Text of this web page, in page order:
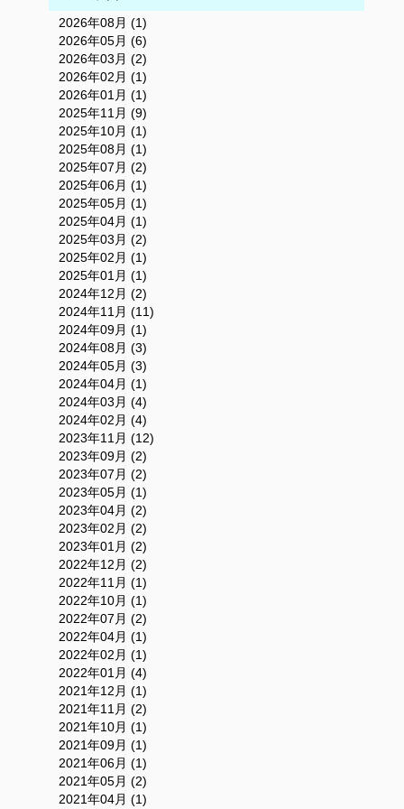
2026年08月 (1)
2026年05月 (6)
2026年03月 (2)
2026年02月 (1)
2026年01月 (1)
2025年11月 (9)
2025年10月 (1)
2025年08月 (1)
2025年07月 (2)
2025年06月 (1)
2025年05月 (1)
2025年04月 (1)
2025年03月 (2)
2025年02月 (1)
2025年01月 (1)
2024年12月 (2)
2024年11月 (11)
2024年09月 (1)
2024年08月 (3)
2024年05月 (3)
2024年04月 (1)
2024年03月 (4)
2024年02月 (4)
2023年11月 (12)
2023年09月 (2)
2023年07月 (2)
2023年05月 (1)
2023年04月 (2)
2023年02月 (2)
2023年01月 (2)
2022年12月 (2)
2022年11月 (1)
2022年10月 (1)
2022年07月 (2)
2022年04月 (1)
2022年02月 (1)
2022年01月 (4)
2021年12月 (1)
2021年11月 (2)
2021年10月 (1)
2021年09月 (1)
2021年06月 (1)
2021年05月 (2)
2021年04月 (1)